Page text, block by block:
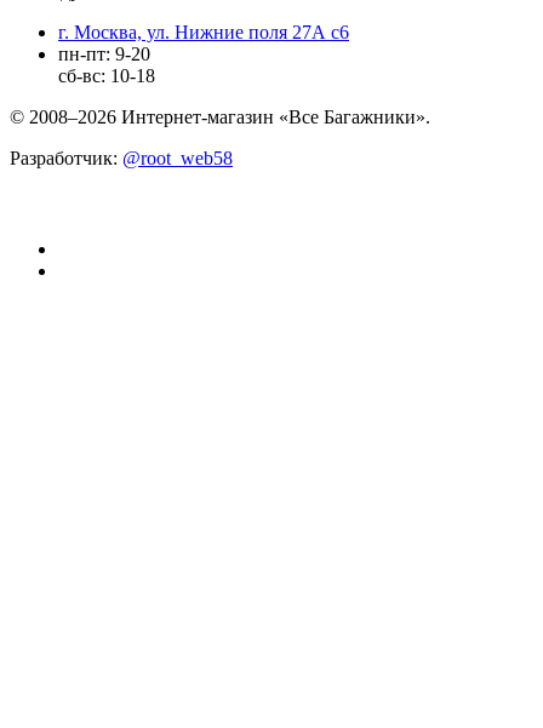
г. Москва, ул. Нижние поля 27А с6
пн-пт: 9-20
сб-вс: 10-18
© 2008–2026 Интернет-магазин «Все Багажники».
Разработчик: @root_web58